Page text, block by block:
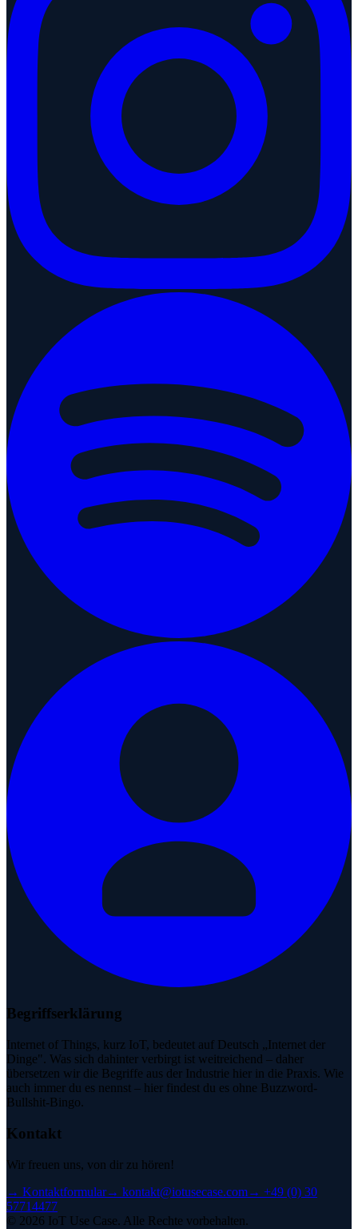
Begriffserklärung
Internet of Things, kurz IoT, bedeutet auf Deutsch „Internet der
Dinge". Was sich dahinter verbirgt ist weitreichend – daher
übersetzen wir die Begriffe aus der Industrie hier in die Praxis. Wie
auch immer du es nennst – hier findest du es ohne Buzzword-
Bullshit-Bingo.
Kontakt
Wir freuen uns, von dir zu hören!
→ Kontaktformular→ kontakt@iotusecase.com→ +49 (0) 30
57714477
© 2026 IoT Use Case. Alle Rechte vorbehalten.